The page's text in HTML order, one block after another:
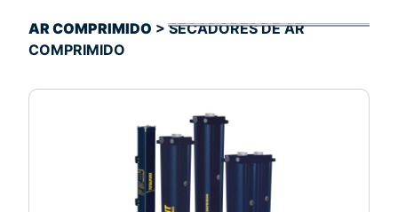
AR COMPRIMIDO > SECADORES DE AR
COMPRIMIDO